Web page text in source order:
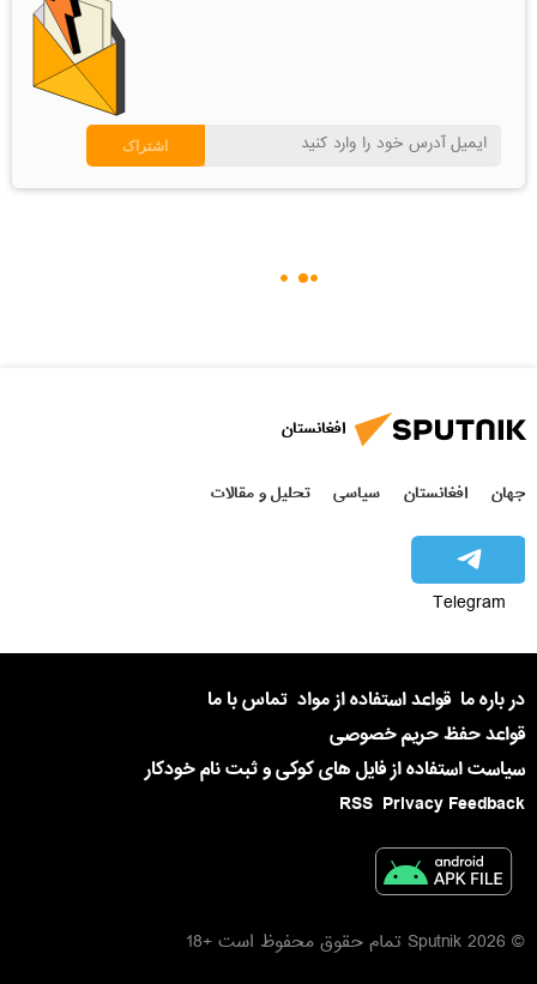
افغانستان
جهان افغانستان سیاسی تحلیل و مقالات
Telegram
در باره ما قواعد استفاده از مواد تماس با ما
قواعد حفظ حریم خصوصی
سیاست استفاده از فایل های کوکی و ثبت نام خودکار
Privacy Feedback
RSS
© 2026 Sputnik تمام حقوق محفوظ است +18